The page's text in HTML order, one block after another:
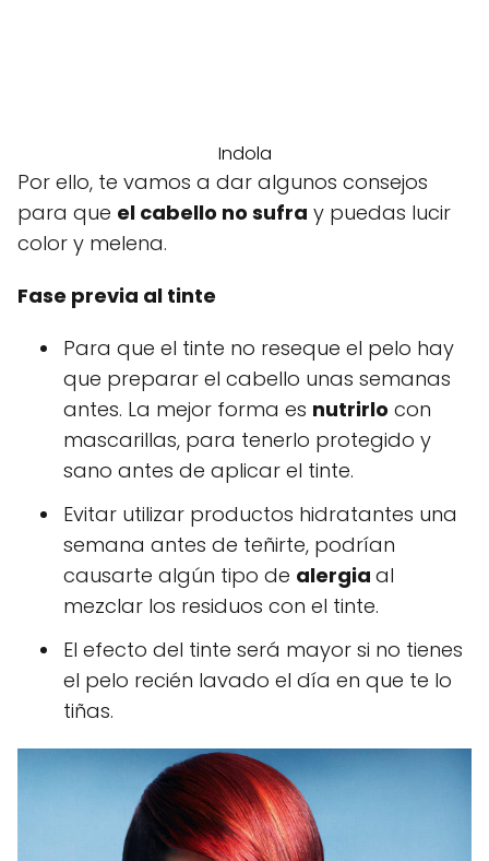
Indola
Por ello, te vamos a dar algunos consejos
para que el cabello no sufra y puedas lucir
color y melena.
Fase previa al tinte
Para que el tinte no reseque el pelo hay
que preparar el cabello unas semanas
antes. La mejor forma es nutrirlo con
mascarillas, para tenerlo protegido y
sano antes de aplicar el tinte.
Evitar utilizar productos hidratantes una
semana antes de teñirte, podrían
causarte algún tipo de alergia al
mezclar los residuos con el tinte.
El efecto del tinte será mayor si no tienes
el pelo recién lavado el día en que te lo
tiñas.